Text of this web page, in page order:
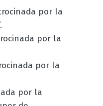
por la
por la
por la
por la